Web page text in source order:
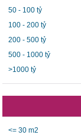
50 - 100 tỷ
100 - 200 tỷ
200 - 500 tỷ
500 - 1000 tỷ
>1000 tỷ
<= 30 m2